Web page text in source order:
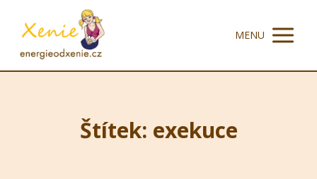
MENU
Štítek: exekuce